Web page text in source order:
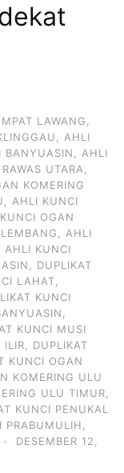
LAWANG,
, AHLI
BANYUASIN, AHLI
UTARA,
KOMERING
, AHLI KUNCI
OGAN
, AHLI
AHLI KUNCI
, DUPLIKAT
LAHAT,
KUNCI
,
KUNCI MUSI
ILIR, DUPLIKAT
KUNCI OGAN
KOMERING ULU
ULU TIMUR,
KUNCI PENUKAL
PRABUMULIH,
·
DESEMBER 12,